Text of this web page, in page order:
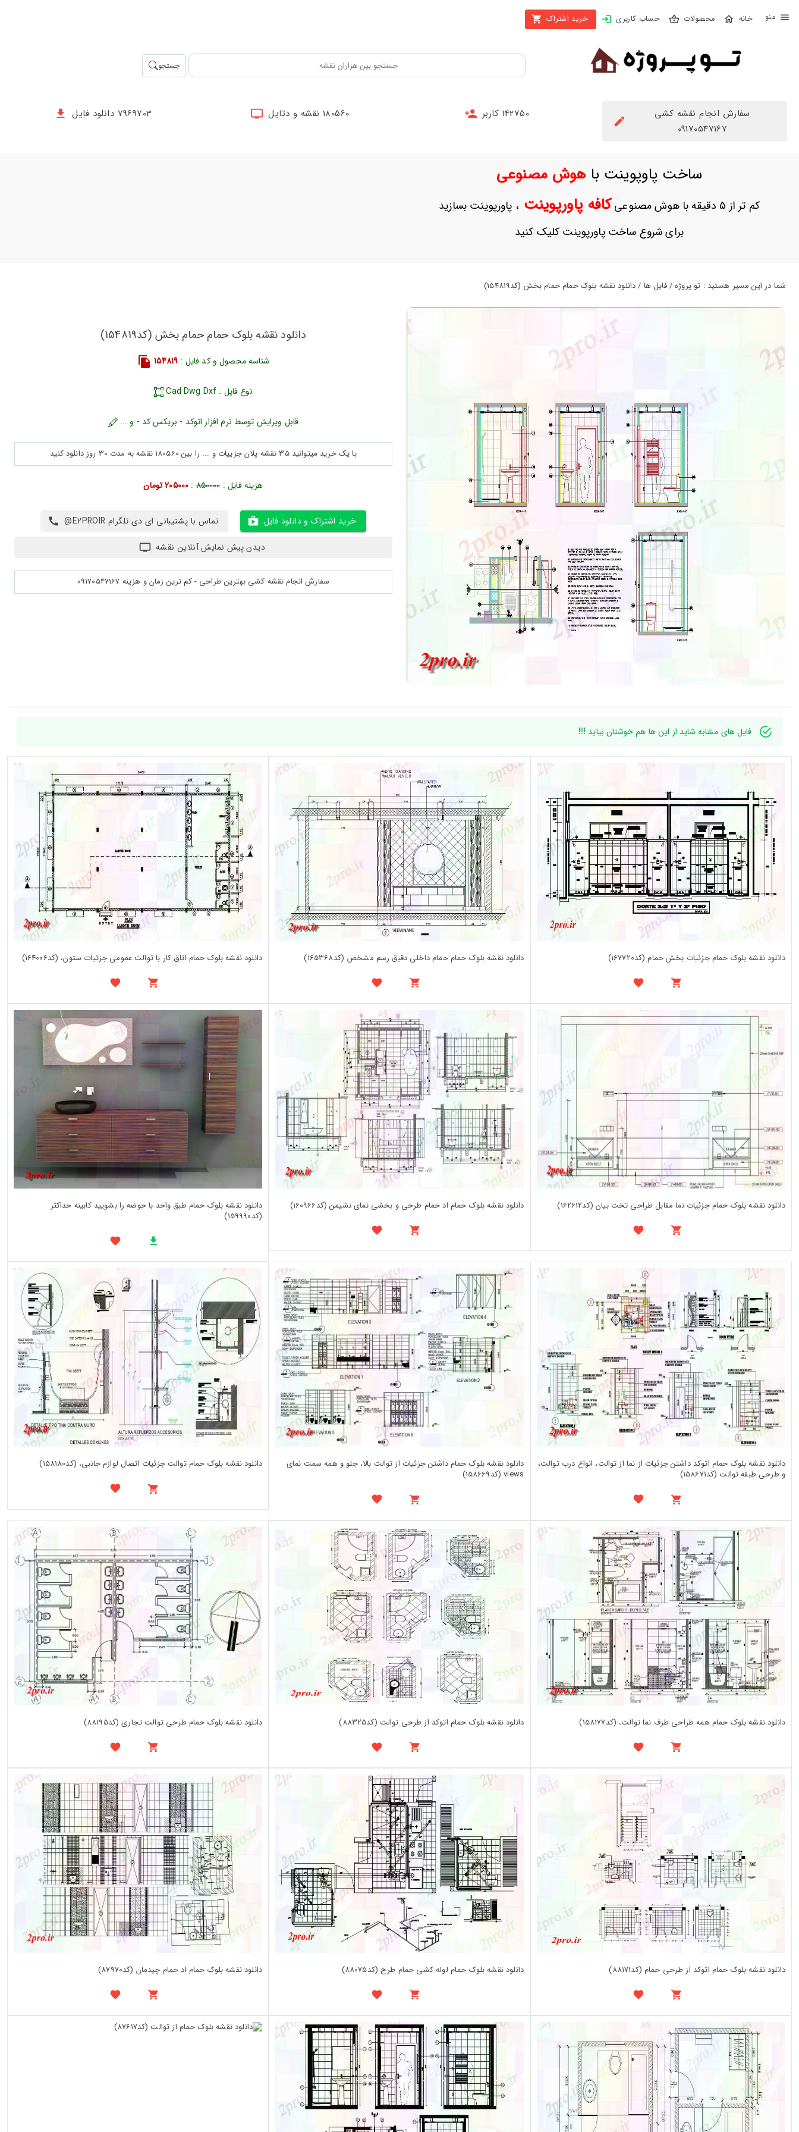
محصولات حساب کاربری خرید اشتراک
بستن
محصولات
حساب
کاربری
جستجو
سفارش انجام نقشه کشی
09170547167
142750 کاربر 180560 نقشه و دتایل 7969703 دانلود فایل
ساخت پاوپوینت باهوش مصنوعی
کم تر از 5 دقیقه با هوش مصنوعی کافه پاورپوینت، پاورپوینت بسازید
برای شروع ساخت پاورپوینت کلیک کنید
شما در این مسیر هستید : تو پروژه / فایل ها / دانلود نقشه بلوک حمام حمام بخش (کد154819)
دانلود نقشه بلوک حمام حمام بخش (کد154819)
شناسه محصول و کد فایل : 154819
نوع فایل : Cad Dwg Dxf
قابل ویرایش توسط نرم افزار اتوکد - بریکس کد - و ...
با یک خرید میتوانید 35 نقشه پلان جزییات و ... را بین 180560 نقشه به مدت 30 روز دانلود کنید
هزینه فایل :850000
: 205000 تومان
خرید اشتراک و دانلود فایل
تماس با پشتیبانی ای دی تلگرام E2PROIR@
دیدن پیش نمایش آنلاین نقشه
سفارش انجام نقشه کشی بهترین طراحی - کم ترین زمان و هزینه 09170547167
فایل های مشابه شاید از این ها هم خوشتان بیاید !!!!
دانلود نقشه بلوک حمام جزئیات بخش حمام (کد167720) دانلود نقشه بلوک حمام حمام داخلی دقیق رسم مشخص (کد165368) دانلود نقشه بلوک حمام اتاق کار با توالت عمومی جزئیات ستون، (کد164006)
دانلود نقشه بلوک حمام جزئیات نما مقابل طراحی تخت بیان (کد162612) دانلود نقشه بلوک حمام اد حمام طرحی و بخشی نمای نشیمن (کد160966)
دانلود نقشه بلوک حمام طبق واحد با حوضه را بشویید کابینه حداکثر
(کد159990)
دانلود نقشه بلوک حمام اتوکد داشتن جزئیات از نما از توالت، انواع درب توالت،
و طرحی طبقه توالت (کد158671)
دانلود نقشه بلوک حمام داشتن جزئیات از توالت بالا، جلو و همه سمت نمای
views (کد158669)
دانلود نقشه بلوک حمام توالت جزئیات اتصال لوازم جانبی، (کد158180)
دانلود نقشه بلوک حمام همه طراحی طرف نما توالت، (کد158177) دانلود نقشه بلوک حمام اتوکد از طرحی توالت (کد88325) دانلود نقشه بلوک حمام طرحی توالت تجاری (کد88195)
دانلود نقشه بلوک حمام اتوکد از طرحی حمام (کد88171) دانلود نقشه بلوک حمام لوله کشی حمام طرح (کد88075) دانلود نقشه بلوک حمام اد حمام چیدمان (کد87970)